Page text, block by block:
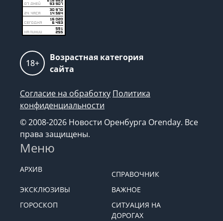
18+
Возрастная категория
сайта
Согласие на обработку Политика
конфиденциальности
© 2008-2026 Новости Оренбурга Orenday. Все
права защищены.
Меню
АРХИВ
СПРАВОЧНИК
ЭКСКЛЮЗИВЫ
ВАЖНОЕ
ГОРОСКОП
СИТУАЦИЯ НА
ДОРОГАХ